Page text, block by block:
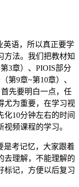
英语，所以真正要学
方法。我们把教材知
3章）、PIOIS部分
第9章~第10章）、
先要明白一点，任
尤为重要，在学习视
10分钟左右的时间
频课程的学习。
是考记忆，大家跟着
去理解，不能理解的
标记，方便以后复习